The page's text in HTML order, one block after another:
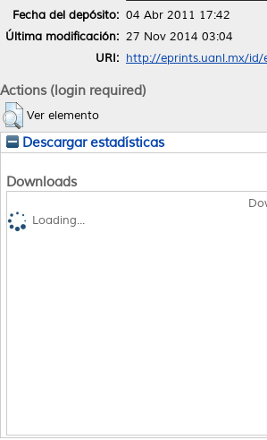
Fecha del depósito: 04 Abr 2011 17:42
Última modificación: 27 Nov 2014 03:04
URI: http://eprints.uanl.mx/id/
Actions (login required)
Ver elemento
Descargar estadísticas
Downloads
Loading...